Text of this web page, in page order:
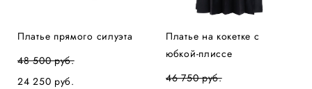
Платье прямого силуэта
48 500 pуб.
24 250 pуб.
Платье на кокетке с
юбкой-плиссе
46 750 pуб.